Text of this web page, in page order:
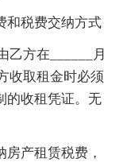
和税费交纳方式
乙方在______月
收取租金时必须
的收租凭证。无
产租赁税费，